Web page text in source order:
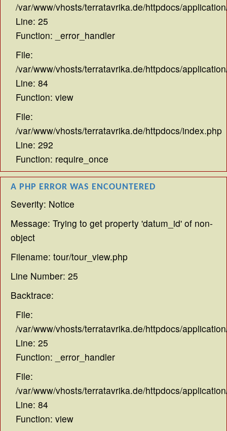
/var/www/vhosts/terratavrika.de/httpdocs/
Line: 25
Function: _error_handler
File:
/var/www/vhosts/terratavrika.de/httpdocs/
Line: 84
Function: view
File:
/var/www/vhosts/terratavrika.de/httpdocs/index.php
Line: 292
Function: require_once
A PHP ERROR WAS ENCOUNTERED
Severity: Notice
Message: Trying to get property 'datum_id' of non-
object
Filename: tour/tour_view.php
Line Number: 25
Backtrace:
File:
/var/www/vhosts/terratavrika.de/httpdocs/
Line: 25
Function: _error_handler
File:
/var/www/vhosts/terratavrika.de/httpdocs/
Line: 84
Function: view